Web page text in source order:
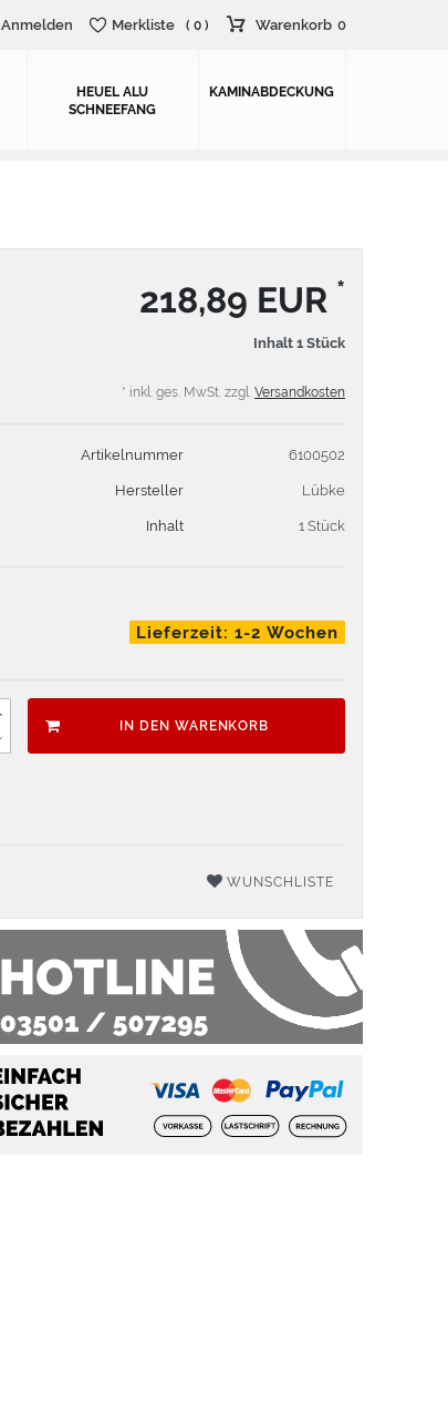
Anmelden Merkliste ( 0 ) Warenkorb 0
HEUEL ALU
SCHNEEFANG
KAMINABDECKUNG
218,89 EUR *
Inhalt 1 Stück
* inkl. ges. MwSt. zzgl. Versandkosten
Artikelnummer 6100502
Hersteller Lübke
Inhalt 1 Stück
Lieferzeit: 1-2 Wochen
IN DEN WARENKORB
WUNSCHLISTE